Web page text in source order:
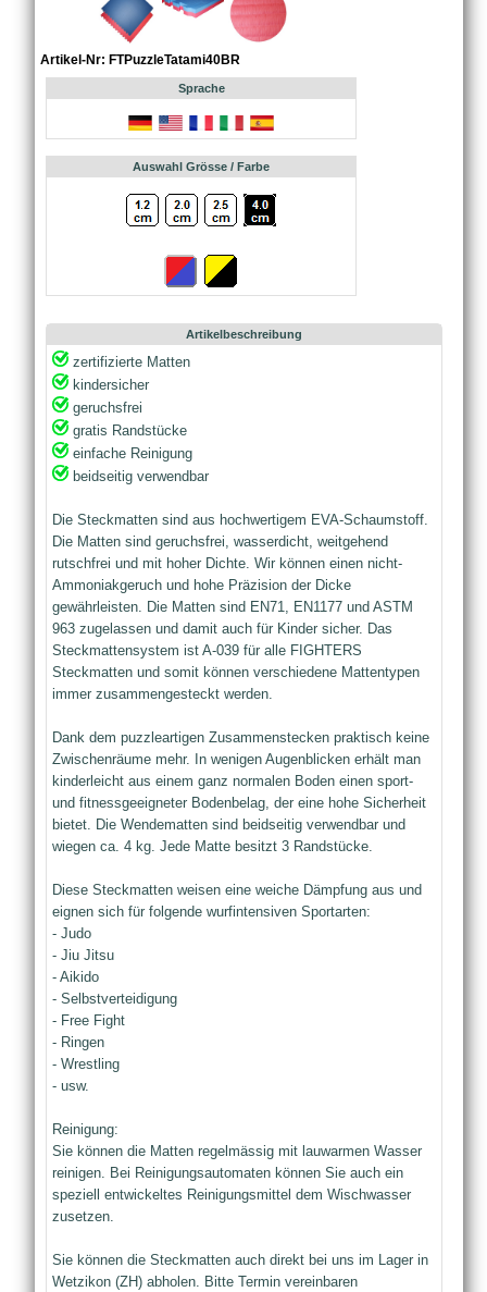
Artikel-Nr: FTPuzzleTatami40BR
Sprache
Auswahl Grösse / Farbe
Artikelbeschreibung
zertifizierte Matten
kindersicher
geruchsfrei
gratis Randstücke
einfache Reinigung
beidseitig verwendbar
Die Steckmatten sind aus hochwertigem EVA-Schaumstoff.
Die Matten sind geruchsfrei, wasserdicht, weitgehend
rutschfrei und mit hoher Dichte. Wir können einen nicht-
Ammoniakgeruch und hohe Präzision der Dicke
gewährleisten. Die Matten sind EN71, EN1177 und ASTM
963 zugelassen und damit auch für Kinder sicher. Das
Steckmattensystem ist A-039 für alle FIGHTERS
Steckmatten und somit können verschiedene Mattentypen
immer zusammengesteckt werden.
Dank dem puzzleartigen Zusammenstecken praktisch keine
Zwischenräume mehr. In wenigen Augenblicken erhält man
kinderleicht aus einem ganz normalen Boden einen sport-
und fitnessgeeigneter Bodenbelag, der eine hohe Sicherheit
bietet. Die Wendematten sind beidseitig verwendbar und
wiegen ca. 4 kg. Jede Matte besitzt 3 Randstücke.
Diese Steckmatten weisen eine weiche Dämpfung aus und
eignen sich für folgende wurfintensiven Sportarten:
- Judo
- Jiu Jitsu
- Aikido
- Selbstverteidigung
- Free Fight
- Ringen
- Wrestling
- usw.
Reinigung:
Sie können die Matten regelmässig mit lauwarmen Wasser
reinigen. Bei Reinigungsautomaten können Sie auch ein
speziell entwickeltes Reinigungsmittel dem Wischwasser
zusetzen.
Sie können die Steckmatten auch direkt bei uns im Lager in
Wetzikon (ZH) abholen. Bitte Termin vereinbaren